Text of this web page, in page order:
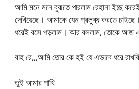
আমি মনে মনে বুঝতে পারলাম রেহানা ইচ্ছ
দেখিয়েছে। আমাকে যেন প্রলুব্ধ করতে
ধরেই বসে পড়লাম। আর বললাম, তোকে আজ
বাহ রে,,,আমি তোর কে হই যে এভাবে ধরে
তুই আমার পাখি